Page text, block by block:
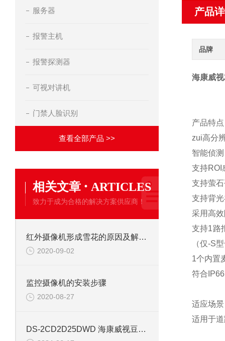
服务器
报警主机
报警探测器
可视对讲机
门禁人脸识别
查看全部产品 >>
相关文章 · ARTICLES
致力于成为合格的解决方案供应商！
红外摄像机形成雪花的原因及解决办法
2020-09-02
监控摄像机的安装步骤
2020-08-27
DS-2CD2D25DWD 海康威视豆干型小孔摄像机
产品
品牌
海康威
产品特
zui高分
智能侦
支持ROI
支持萤
支持背
采用高
支持1路
（仅-S
1个内置
符合
适应场
适用于